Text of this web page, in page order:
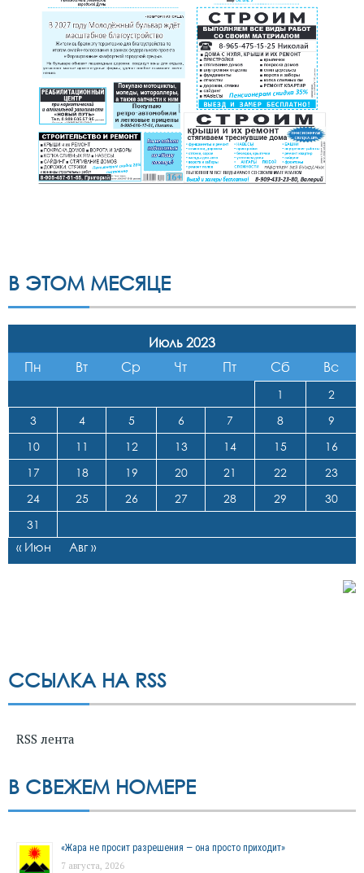
В ЭТОМ МЕСЯЦЕ
Июль 2023
Пн
Вт Ср Чт Пт Сб Вс
1
2
3
4 5 6 7 8
9
10
11 12 13 14 15
16
17
18 19 20 21 22
23
24
25 26 27 28 29
30
31
« Июн Авг »
ССЫЛКА НА RSS
RSS лента
В СВЕЖЕМ НОМЕРЕ
«Жара не просит разрешения — она просто приходит»
7 августа, 2026